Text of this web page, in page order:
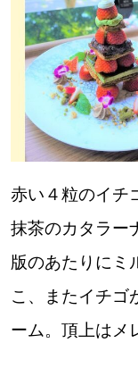
赤い４粒のイチ
抹茶のカタラー
版のあたりにミ
こ、またイチゴ
ーム。頂上はメ